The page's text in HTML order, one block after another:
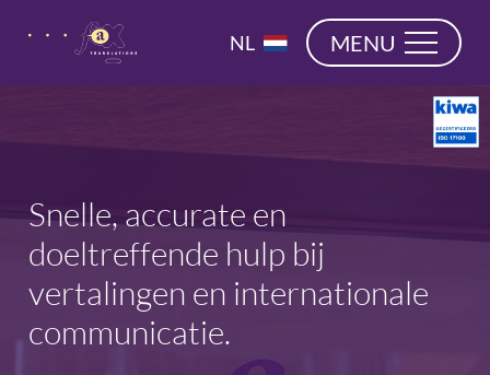
NL
DE
MENU
Snelle, accurate en
doeltreffende hulp bij
vertalingen en internationale
communicatie.